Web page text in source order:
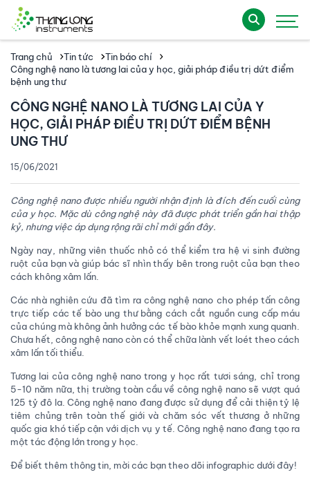
Trang chủ Tin tức
Tin báo chí
Công nghệ nano là tương lai của y học, giải pháp điều trị dứt điểm
bệnh ung thư
CÔNG NGHỆ NANO LÀ TƯƠNG LAI CỦA Y
HỌC, GIẢI PHÁP ĐIỀU TRỊ DỨT ĐIỂM BỆNH
UNG THƯ
15/06/2021
Công nghệ nano được nhiều người nhận định là đích đến cuối cùng
của y học. Mặc dù công nghệ này đã được phát triển gần hai thập
kỷ, nhưng việc áp dụng rộng rãi chỉ mới gần đây.
Ngày nay, những viên thuốc nhỏ có thể kiểm tra hệ vi sinh đường
ruột của bạn và giúp bác sĩ nhìn thấy bên trong ruột của bạn theo
cách không xâm lấn.
Các nhà nghiên cứu đã tìm ra công nghệ nano cho phép tấn công
trực tiếp các tế bào ung thư bằng cách cắt nguồn cung cấp máu
của chúng mà không ảnh hưởng các tế bào khỏe mạnh xung quanh.
Chưa hết, công nghệ nano còn có thể chữa lành vết loét theo cách
xâm lấn tối thiểu.
Tương lai của công nghệ nano trong y học rất tươi sáng, chỉ trong
5-10 năm nữa, thị trường toàn cầu về công nghệ nano sẽ vượt quá
125 tỷ đô la. Công nghệ nano đang được sử dụng để cải thiện tỷ lệ
tiêm chủng trên toàn thế giới và chăm sóc vết thương ở những
quốc gia khó tiếp cận với dịch vụ y tế. Công nghệ nano đang tạo ra
một tác động lớn trong y học.
Để biết thêm thông tin, mời các bạn theo dõi infographic dưới đây!